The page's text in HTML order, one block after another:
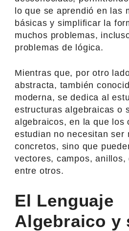
lo que se aprendió en las
básicas y simplificar la
muchos problemas,
problemas de lógica.
Mientras que, por otro
abstracta, también
moderna, se dedica al
estructuras algebraicas o
algebraicos, en la que los
estudian no necesitan ser
concretos, sino que
vectores, campos, anillos,
entre otros.
El Lenguaje
Algebraico y